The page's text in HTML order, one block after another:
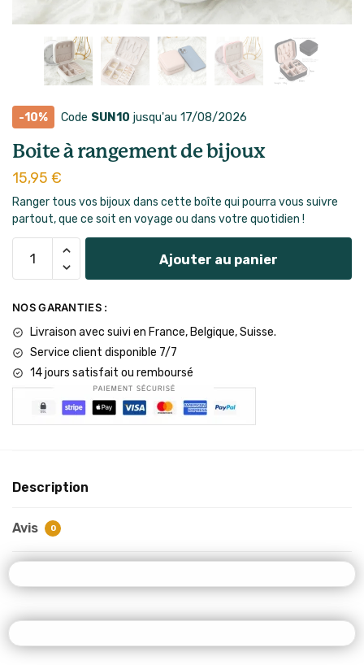
-10% Code SUN10 jusqu'au 17/08/2026
Boite à rangement de bijoux
15,95 €
Ranger tous vos bijoux dans cette boîte qui pourra vous suivre
partout, que ce soit en voyage ou dans votre quotidien !
Ajouter au panier
NOS GARANTIES :
Livraison avec suivi en France, Belgique, Suisse.
Service client disponible 7/7
14 jours satisfait ou remboursé
Description
Avis 0